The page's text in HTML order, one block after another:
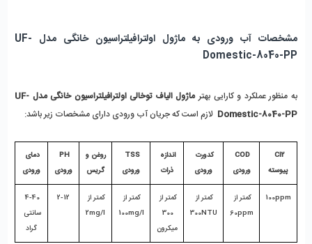
مشخصات آب ورودی به ماژول اولترافیلتراسیون خانگی مدل UF-
Domestic-8040-PP
به منظور عملکرد و کارایی بهتر
ماژول الیاف توخالی اولترافیلتراسیون خانگی مدل UF-
Domestic-8040-PP لازم است که جریان آب ورودی دارای مشخصات زیر باشد:
پیوسته
ورودی
ورودی
ذرات
ورودی
گریس
ورودی
ورودی
100ppm
60ppm
300NTU
میکرون
100mg/l
2mg/l
2-12
گراد